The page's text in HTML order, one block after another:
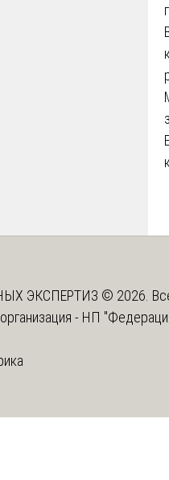
ЭКСПЕРТИЗ © 2026.
- НП